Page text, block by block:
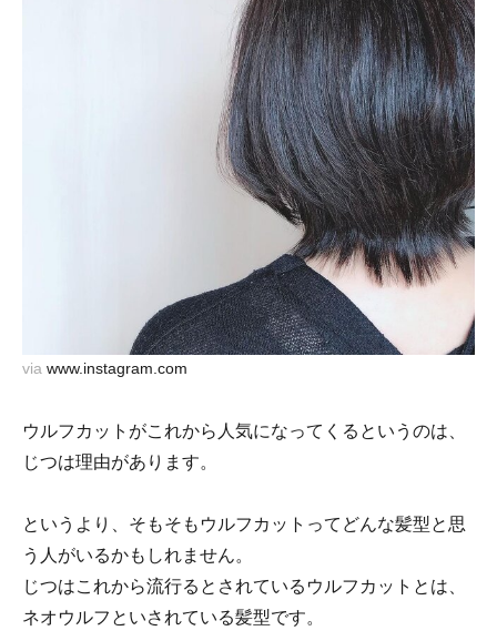
via www.instagram.com
ウルフカットがこれから人気になってくるというのは、
じつは理由があります。
というより、そもそもウルフカットってどんな髪型と思
う人がいるかもしれません。
じつはこれから流行るとされているウルフカットとは、
ネオウルフといされている髪型です。